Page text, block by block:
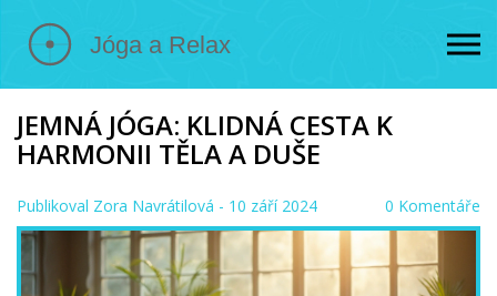
JEMNÁ JÓGA: KLIDNÁ CESTA K
HARMONII TĚLA A DUŠE
Publikoval Zora Navrátilová - 10 září 2024 0 Komentáře